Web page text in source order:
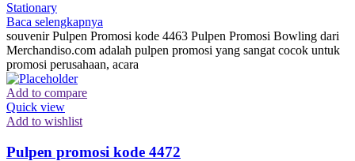
Stationary
Baca selengkapnya
souvenir Pulpen Promosi kode 4463 Pulpen Promosi Bowling dari
Merchandiso.com adalah pulpen promosi yang sangat cocok untuk
promosi perusahaan, acara
Add to compare
Quick view
Add to wishlist
Pulpen promosi kode 4472